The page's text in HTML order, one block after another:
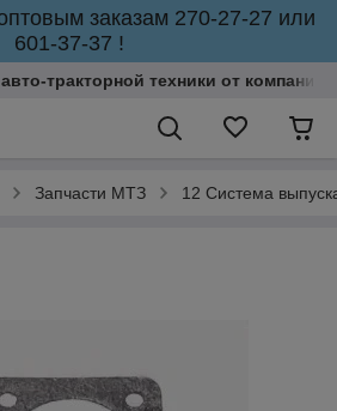
заказам 270-27-27 или
601-37-37 !
тракторной техники от
Запчасти МТЗ 12 Система